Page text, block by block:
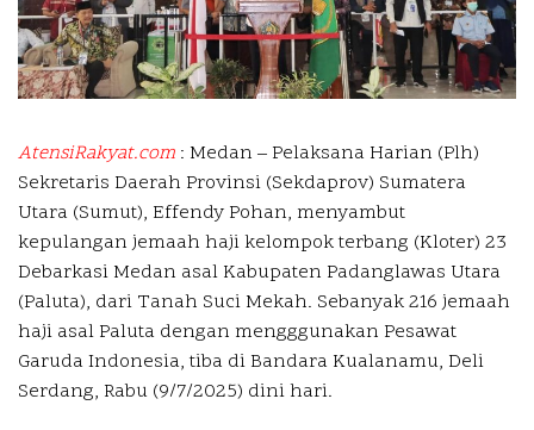
AtensiRakyat.com : Medan – Pelaksana Harian (Plh)
Sekretaris Daerah Provinsi (Sekdaprov) Sumatera
Utara (Sumut), Effendy Pohan, menyambut
kepulangan jemaah haji kelompok terbang (Kloter) 23
Debarkasi Medan asal Kabupaten Padanglawas Utara
(Paluta), dari Tanah Suci Mekah. Sebanyak 216 jemaah
haji asal Paluta dengan mengggunakan Pesawat
Garuda Indonesia, tiba di Bandara Kualanamu, Deli
Serdang, Rabu (9/7/2025) dini hari.